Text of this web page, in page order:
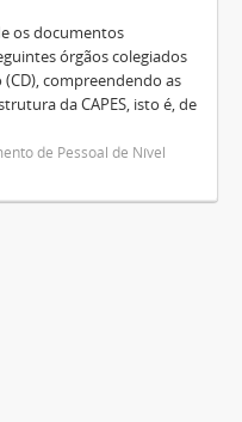
os documentos
órgãos colegiados
(CD), compreendendo as
da CAPES, isto é, de
de Pessoal de Nível